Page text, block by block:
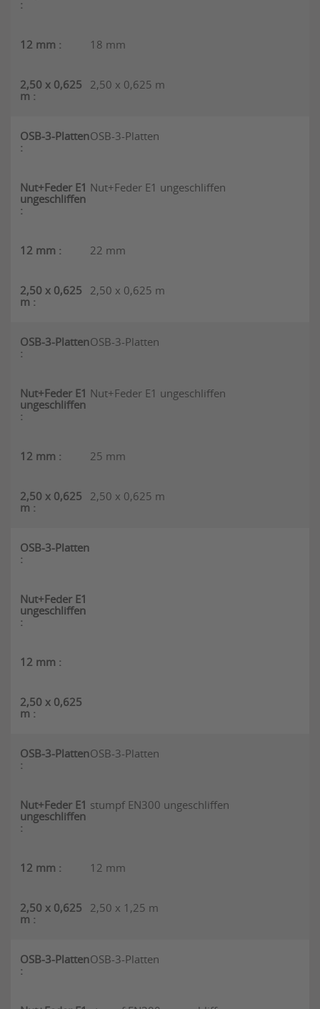
18 mm
2,50 x 0,625 m
OSB-3-Platten
Nut+Feder E1 ungeschliffen
22 mm
2,50 x 0,625 m
OSB-3-Platten
Nut+Feder E1 ungeschliffen
25 mm
2,50 x 0,625 m
OSB-3-Platten
stumpf EN300 ungeschliffen
12 mm
2,50 x 1,25 m
OSB-3-Platten